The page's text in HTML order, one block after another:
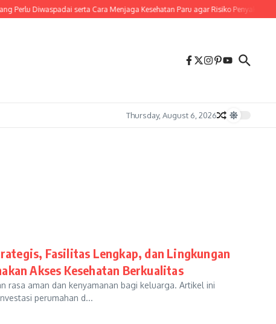
Perlu Diwaspadai serta Cara Menjaga Kesehatan Paru agar Risiko Penyakit
Thursday, August 6, 2026
Fasilitas Lengkap, dan Lingkungan
Akses Kesehatan Berkualitas
rasa aman dan kenyamanan bagi keluarga. Artikel ini
perumahan d...